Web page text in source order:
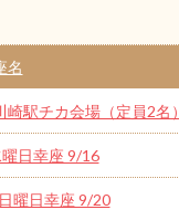
名
駅チカ会場（定員2名）
日幸座 9/16
曜日幸座 9/20